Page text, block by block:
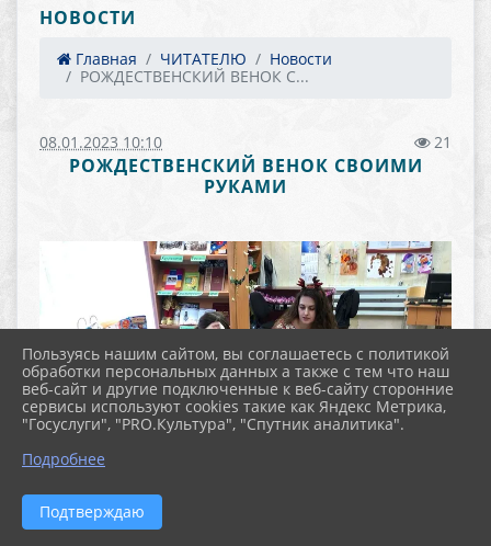
НОВОСТИ
Главная ЧИТАТЕЛЮ
Новости
РОЖДЕСТВЕНСКИЙ ВЕНОК С...
08.01.2023 10:10 21
РОЖДЕСТВЕНСКИЙ ВЕНОК СВОИМИ
РУКАМИ
Пользуясь нашим сайтом, вы соглашаетесь с политикой
обработки персональных данных а также с тем что наш
веб-сайт и другие подключенные к веб-сайту сторонние
сервисы используют cookies такие как Яндекс Метрика,
"Госуслуги", "PRO.Культура", "Спутник аналитика".
Подробнее
Подтверждаю